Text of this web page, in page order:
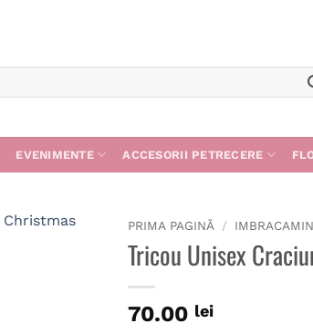
EVENIMENTE ACCESORII PETRECERE
PRIMA PAGINĂ /
Tricou Unisex
70.00 lei